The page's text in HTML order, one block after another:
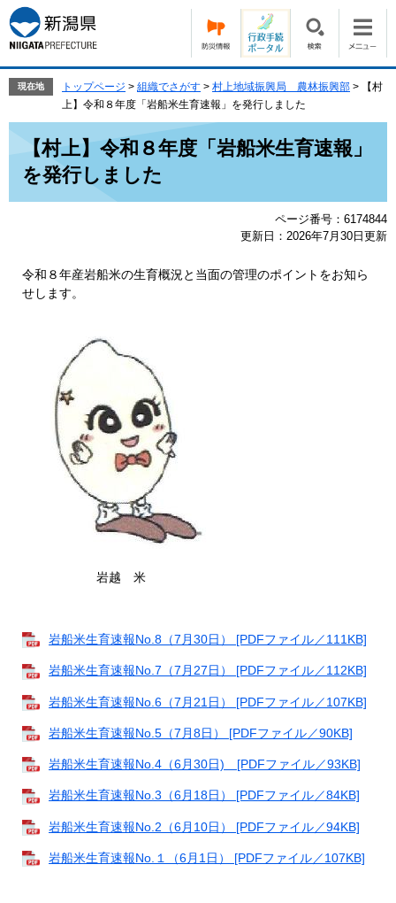
ー
ジ
の
で
ニ
ュ
ー
ば
現在地 トップページ > 組織でさがす > 村上地域振興局 農林振興部 >
【村
上】令和８年度「岩船米生育速報」を発行しました
【村上】令和８年度「岩船米生育速報」
を発行しました
ページ番号：6174844
更新日：2026年7月30日更新
令和８年産岩船米の生育概況と当面の管理のポイントをお知ら
せします。
岩越 米
岩船米生育速報No.8（7月30日） [PDFファイル／111KB]
岩船米生育速報No.7（7月27日） [PDFファイル／112KB]
岩船米生育速報No.6（7月21日） [PDFファイル／107KB]
岩船米生育速報No.5（7月8日） [PDFファイル／90KB]
岩船米生育速報No.4（6月30日) [PDFファイル／93KB]
岩船米生育速報No.3（6月18日） [PDFファイル／84KB]
岩船米生育速報No.2（6月10日） [PDFファイル／94KB]
岩船米生育速報No.１（6月1日） [PDFファイル／107KB]